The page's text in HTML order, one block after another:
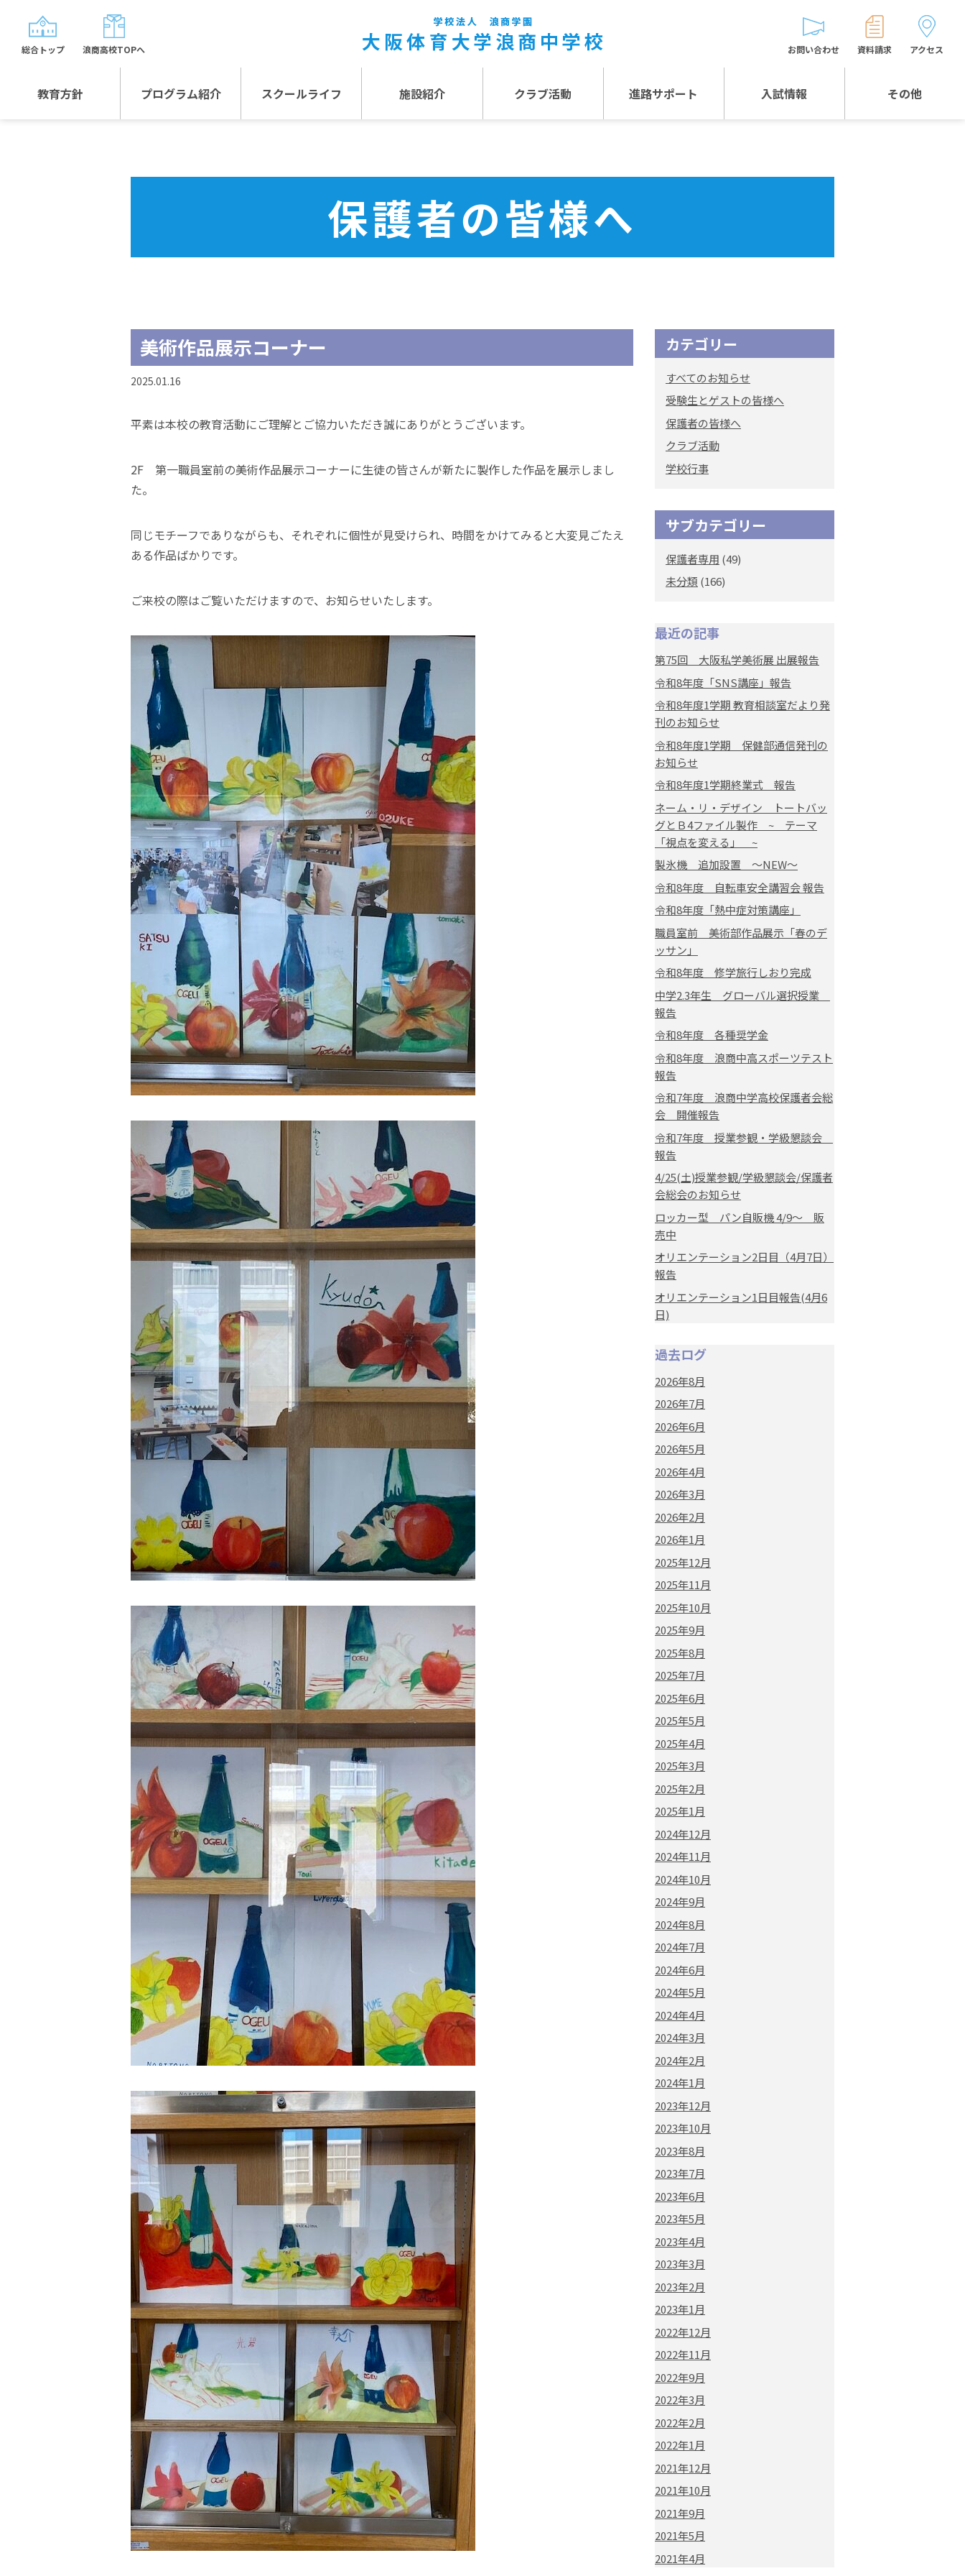
教育方針 プログラム紹介 スクールライフ 施設紹介 クラブ活動 進路サポート 入試情報 その他
お問い合わせ 資料請求 アクセス
総合トップ 浪商高校TOPへ
保護者の皆様へ
美術作品展示コーナー
2025.01.16
平素は本校の教育活動にご理解とご協力いただき誠にありがとうございます。
2F 第一職員室前の美術作品展示コーナーに生徒の皆さんが新たに製作した作品を展示しまし
た。
同じモチーフでありながらも、それぞれに個性が見受けられ、時間をかけてみると大変見ごたえ
ある作品ばかりです。
ご来校の際はご覧いただけますので、お知らせいたします。
カテゴリー
すべてのお知らせ
受験生とゲストの皆様へ
保護者の皆様へ
クラブ活動
学校行事
サブカテゴリー
保護者専用 (49)
未分類 (166)
最近の記事
第75回 大阪私学美術展 出展報告
令和8年度「SNS講座」報告
令和8年度1学期 教育相談室だより発
刊のお知らせ
令和8年度1学期 保健部通信発刊の
お知らせ
令和8年度1学期終業式 報告
ネーム・リ・デザイン トートバッ
グとＢ4ファイル製作 ~ テーマ
「視点を変える」 ~
製氷機 追加設置 ～NEW～
令和8年度 自転車安全講習会 報告
令和8年度「熱中症対策講座」
職員室前 美術部作品展示「春のデ
ッサン」
令和8年度 修学旅行しおり完成
中学2.3年生 グローバル選択授業
報告
令和8年度 各種奨学金
令和8年度 浪商中高スポーツテスト
報告
令和7年度 浪商中学高校保護者会総
会 開催報告
令和7年度 授業参観・学級懇談会
報告
4/25(土)授業参観/学級懇談会/保護者
会総会のお知らせ
ロッカー型 パン自販機 4/9～ 販
売中
オリエンテーション2日目（4月7日）
報告
オリエンテーション1日目報告(4月6
日)
過去ログ
2026年8月
2026年7月
2026年6月
2026年5月
2026年4月
2026年3月
2026年2月
2026年1月
2025年12月
2025年11月
2025年10月
2025年9月
2025年8月
2025年7月
2025年6月
2025年5月
2025年4月
2025年3月
2025年2月
2025年1月
2024年12月
2024年11月
2024年10月
2024年9月
2024年8月
2024年7月
2024年6月
2024年5月
2024年4月
2024年3月
2024年2月
2024年1月
2023年12月
2023年10月
2023年8月
2023年7月
2023年6月
2023年5月
2023年4月
2023年3月
2023年2月
2023年1月
2022年12月
2022年11月
2022年9月
2022年3月
2022年2月
2022年1月
2021年12月
2021年10月
2021年9月
2021年5月
2021年4月